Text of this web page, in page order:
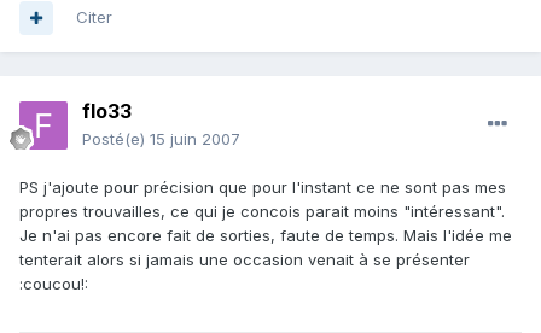
Citer
flo33
Posté(e) 15 juin 2007
PS j'ajoute pour précision que pour l'instant ce ne sont pas mes
propres trouvailles, ce qui je concois parait moins "intéressant".
Je n'ai pas encore fait de sorties, faute de temps. Mais l'idée me
tenterait alors si jamais une occasion venait à se présenter
:coucou!: